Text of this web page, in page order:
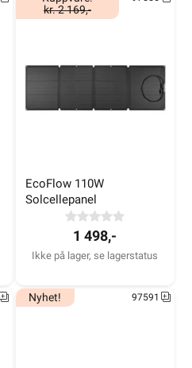
EcoFlow 110W
Solcellepanel
kr. 2 169,-
1 498,-
Ikke på lager, se lagerstatus
Nyhet! 97591